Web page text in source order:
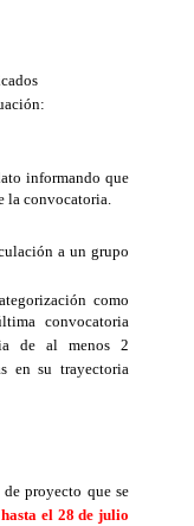
informando que
la convocatoria.
a un grupo
como
convocatoria
de al menos 2
en su trayectoria
de proyecto que se
hasta el 28 de julio